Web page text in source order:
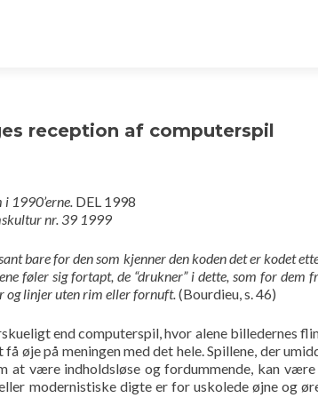
reception af computerspil
i 1990’erne. DEL 1998
nr. 39 1999
bare for den som kjenner den koden det er kodet
føler sig fortapt, de “drukner” i dette, som for dem
og linjer uten rim eller fornuft.(Bourdieu, s. 46)
end computerspil, hvor alene billedernes
øje på meningen med det hele. Spillene, der
at være indholdsløse og fordummende, kan være
modernistiske digte er for uskolede øjne og